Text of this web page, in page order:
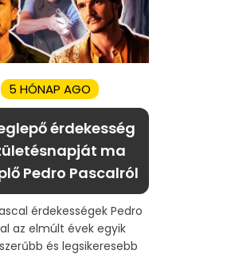
5 HÓNAP AGO
érdekesség
ma
Pedro Pascalról
érdekességek Pedro
az elmúlt évek egyik
és legsikeresebb